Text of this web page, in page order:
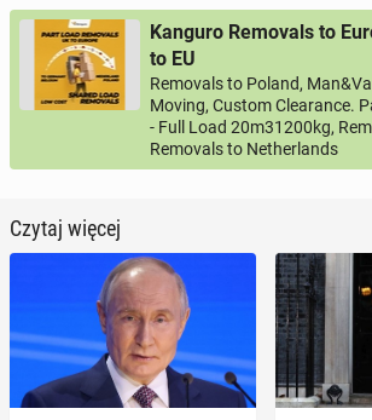
Kanguro Removals to
to EU
Removals to Poland,
Moving, Custom Clearance.
- Full Load 20m31200kg,
Removals to Netherlands
Czytaj więcej